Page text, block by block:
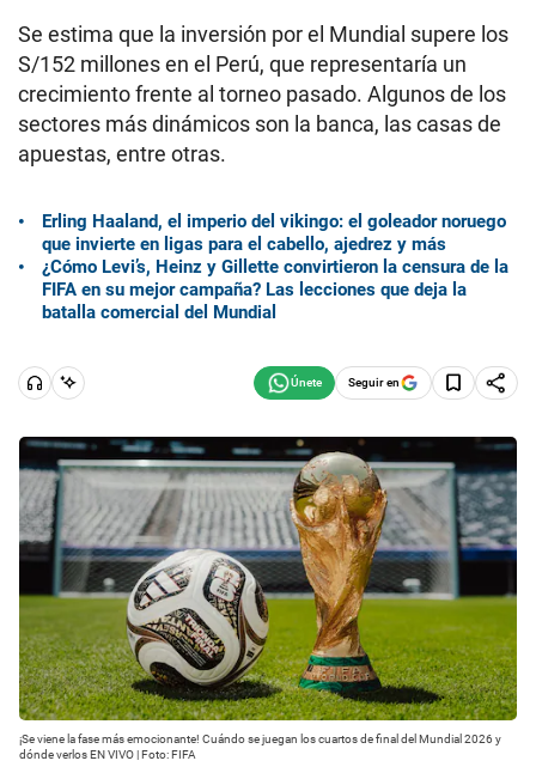
Se estima que la inversión por el Mundial supere los
S/152 millones en el Perú, que representaría un
crecimiento frente al torneo pasado. Algunos de los
sectores más dinámicos son la banca, las casas de
apuestas, entre otras.
Erling Haaland, el imperio del vikingo: el goleador noruego
que invierte en ligas para el cabello, ajedrez y más
¿Cómo Levi’s, Heinz y Gillette convirtieron la censura de la
FIFA en su mejor campaña? Las lecciones que deja la
batalla comercial del Mundial
Seguir en
¡Se viene la fase más emocionante! Cuándo se juegan los cuartos de final del Mundial 2026 y
dónde verlos EN VIVO | Foto: FIFA